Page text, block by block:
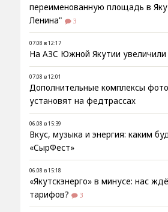
переименованную площадь в
Ленина"
3
07.08 в 12:17
На АЗС Южной Якутии
07.08 в 12:01
Дополнительные комплексы
установят на федтрассах
06.08 в 15:39
Вкус, музыка и энергия: каким
«СырФест»
06.08 в 15:18
«Якутскэнерго» в минусе: нас
тарифов?
3